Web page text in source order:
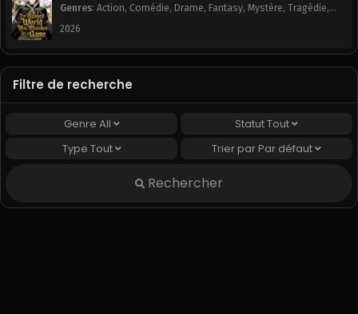
Genres: Action, Comédie, Drame, Fantasy, Mystère, Tragédie,
2026
Filtre de recherche
Genre All StatutTout
Type Tout Trier par Par défaut
Rechercher